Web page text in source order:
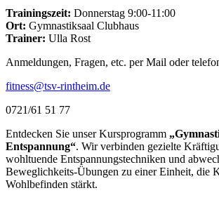
Trainingszeit: Donnerstag 9:00-11:00
Ort: Gymnastiksaal Clubhaus
Trainer: Ulla Rost
Anmeldungen, Fragen, etc. per Mail oder
fitness@tsv-rintheim.de
0721/61 51 77
Entdecken Sie unser Kursprogramm
Entspannung“. Wir verbinden gezielte
wohltuende Entspannungstechniken und
Beweglichkeits‑Übungen zu einer Einheit, die
Wohlbefinden stärkt.